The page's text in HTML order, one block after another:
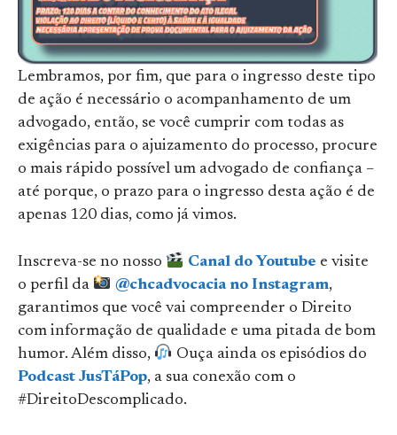
Lembramos, por fim, que para o ingresso deste tipo
de ação é necessário o acompanhamento de um
advogado, então, se você cumprir com todas as
exigências para o ajuizamento do processo, procure
o mais rápido possível um advogado de confiança –
até porque, o prazo para o ingresso desta ação é de
apenas 120 dias, como já vimos.
Inscreva-se no nosso Canal do Youtube e visite
o perfil da
@chcadvocacia no Instagram,
garantimos que você vai compreender o Direito
com informação de qualidade e uma pitada de bom
humor. Além disso,
Ouça ainda os episódios do
Podcast JusTáPop, a sua conexão com o
#DireitoDescomplicado.